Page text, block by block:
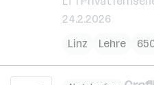
24.2.2026
Linz
Lehre